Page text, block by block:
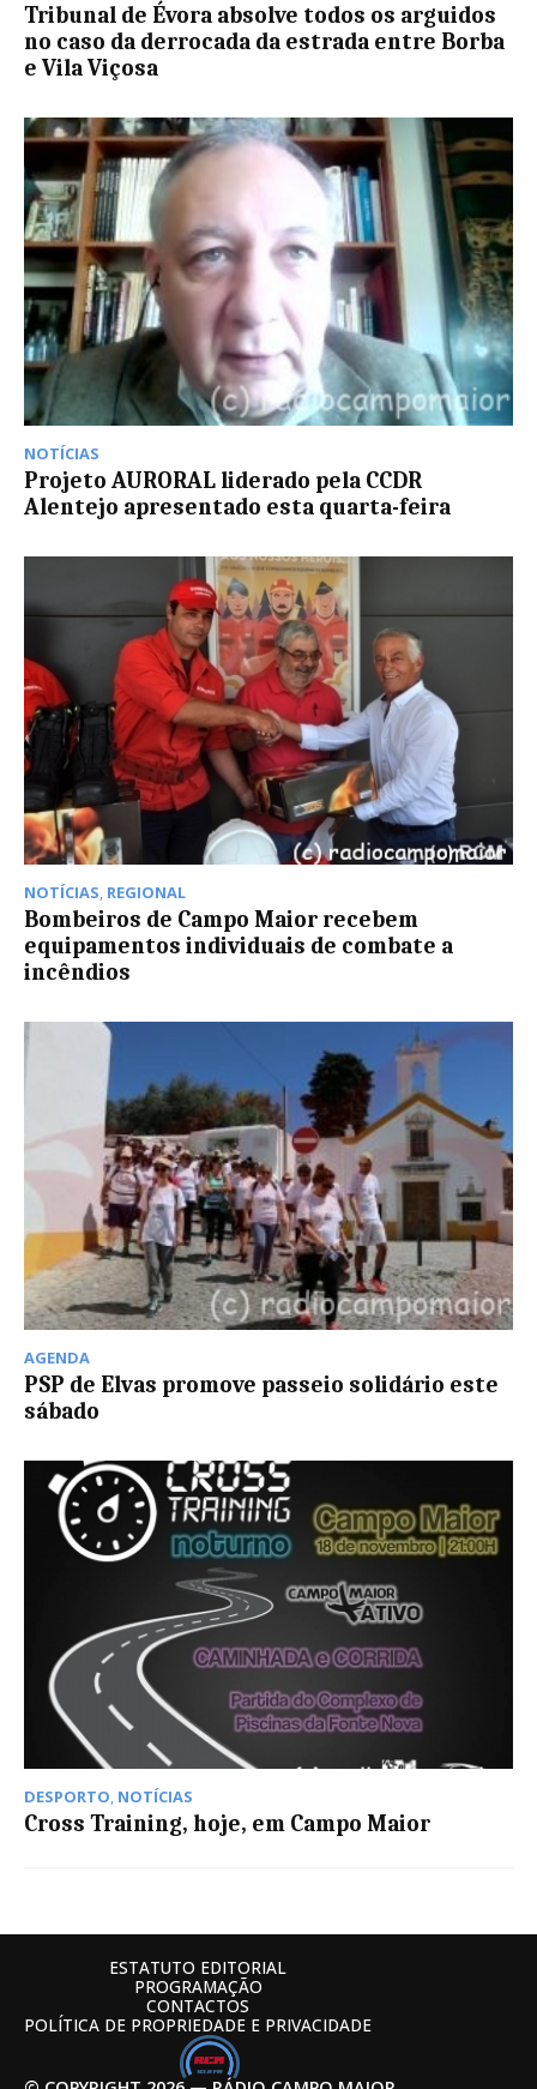
Tribunal de Évora absolve todos os arguidos
no caso da derrocada da estrada entre Borba
e Vila Viçosa
NOTÍCIAS
Projeto AURORAL liderado pela CCDR
Alentejo apresentado esta quarta-feira
NOTÍCIAS REGIONAL
Bombeiros de Campo Maior recebem
equipamentos individuais de combate a
incêndios
AGENDA
PSP de Elvas promove passeio solidário este
sábado
DESPORTO, NOTÍCIAS
Cross Training, hoje, em Campo Maior
ESTATUTO EDITORIAL
PROGRAMAÇÃO
CONTACTOS
POLÍTICA DE PROPRIEDADE E PRIVACIDADE